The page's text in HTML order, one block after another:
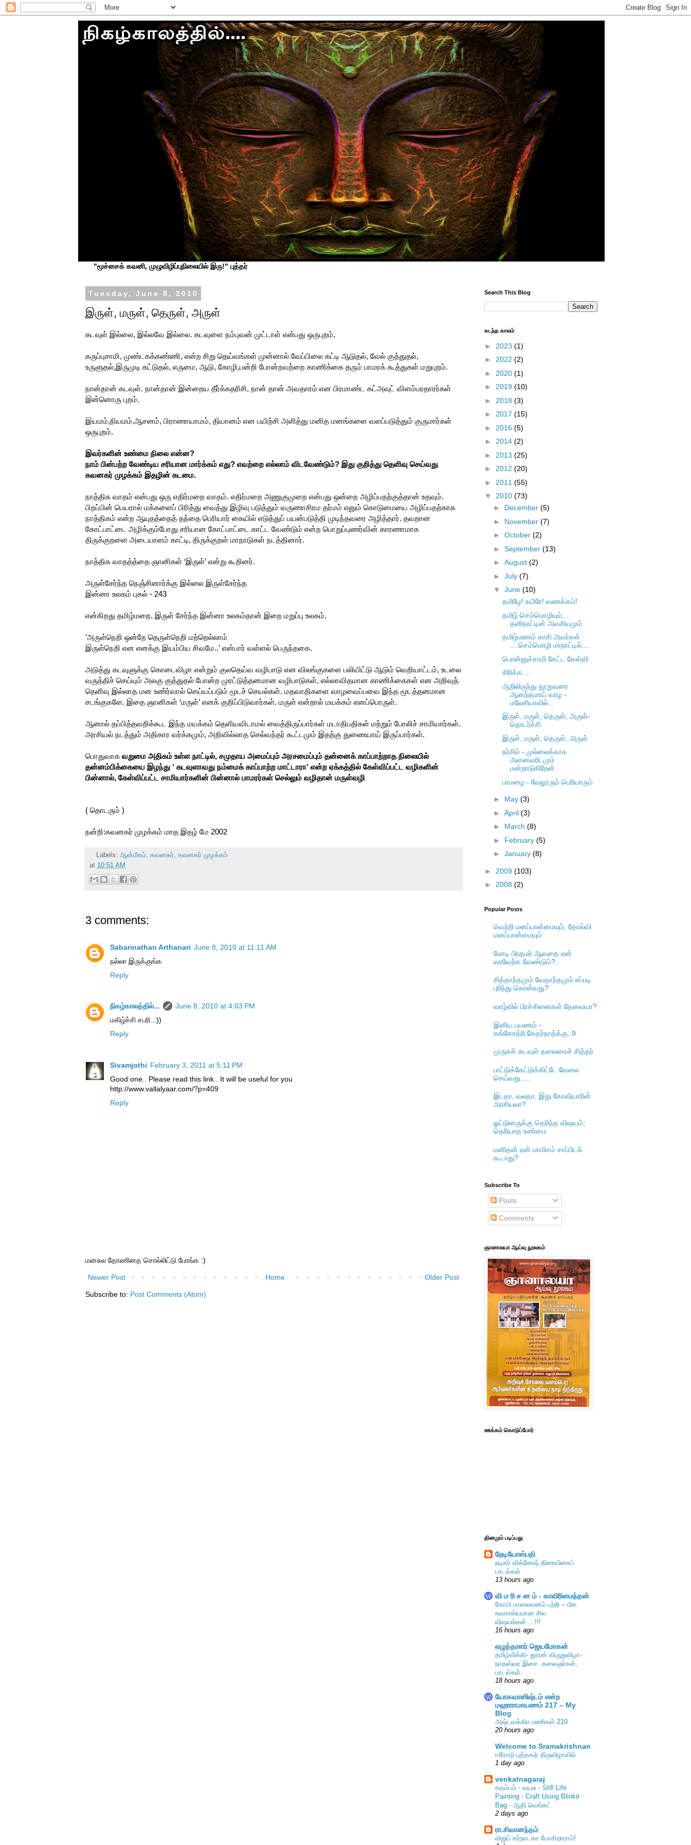
"மூச்சைக் கவனி, முழுவிழிப்புநிலையில் இரு!" புத்தர்
Tuesday, June 8, 2010
இருள், மருள், தெருள், அருள்
கடவுள் இல்லை, இல்லவே இல்லை. கடவுளை நம்புவன் முட்டாள் என்பது ஒருபுறம்,
கருப்புசாமி, முண்டகக்கண்ணி, என்ற சிறு தெய்வங்கள் முன்னால் வேப்பிலை கட்டி ஆடுதல், வேல் குத்துதல்,
உருளுதல்,இருமுடி கட்டுதல், எருமை, ஆடு, கோழி,பன்றி போன்றவற்றை காணிக்கை தரும் பாமரக் கூத்துகள் மறுபுறம்.
நான்தான் கடவுள். நான்தான் இன்றைய தீர்க்கதரிசி, நான் தான் அவதாரம் என பிரமாண்ட கட்அவுட் விளம்பரதாரர்கள்
இன்னொரு புறம்.
இயமம்,நியமம்,ஆசனம், பிராணாயாமம், தியானம் என பயிற்சி அளித்து மனித மனங்களை வளப்படுத்தும் குருமார்கள்
ஒருபுறம்.
இவர்களின் உண்மை நிலை என்ன?
நாம் பின்பற்ற வேண்டிய சரியான மார்க்கம் எது? எவற்றை எல்லாம் விடவேண்டும்? இது குறித்து தெளிவு செய்வது
கவனகர் முழக்கம் இதழின் கடமை.
நாத்திக வாதம் என்பது ஒரு எதிர்மறை வாதம். எதிர்மறை அணுகுமுறை என்பது ஒன்றை அழிப்பதற்குத்தான் உதவும்.
பிறப்பின் பெயரால் மக்களைப் பிரித்து வைத்து இழிவு படுத்தும் வருணாசிரம தர்மம் எனும் கொடுமையை அழிப்பதற்காக
நாத்திகம் என்ற ஆயுதத்தைத் தந்தை பெரியார் கையில் எடுத்துப் பயன்படுத்தி முடிந்தவரை அழித்தார். தவறான
கோட்பாட்டை அழிக்கும்போது சரியான கோட்பாட்டை காட்ட வேண்டும் என்ற பொறுப்புணர்வின் காரணாமாக
திருக்குறளை அடையாளம் காட்டி, திருக்குறள் மாநாடுகள் நடத்தினார்.
நாத்திக வாதத்த்தை ஞானிகள் ‘இருள்’ என்று கூறினர்.
அருள்சேர்ந்த நெஞ்சினார்க்கு இல்லை இருள்சேர்ந்த
இன்னா உலகம் புகல் - 243
என்கிறது தமிழ்மறை. இருள் சேர்ந்த இன்னா உலகம்தான் இறை மறுப்பு உலகம்.
’அருள்நெறி ஒன்றே தெருள்நெறி மற்றெல்லாம்
இருள்நெறி என எனக்கு இயம்பிய சிவமே..’ என்பார் வள்ளல் பெருந்தகை.
அடுத்து கடவுளுக்கு கொடைவிழா என்றும் குலதெய்வ வழிபாடு என விலங்குகளை பலியிட்டு ஆடும் வெறியாட்டம், உடலை
வருத்திச் செய்யும் அலகு குத்துதல் போன்ற முரட்டுத்தனமான வழிபாடுகள், எல்லாவிதமான காணிக்கைகள் என அறிவுத்
தெளிவு இல்லாத மன உண்ர்வால் செய்யப்படும் மூடச் செயல்கள். மதவாதிகளை வாழவைப்பவை இந்த மூடத்தனமான
சடங்குகளே. இதை ஞானிகள் ‘மருள்’ எனக் குறிப்பிடுவார்கள். மருள் என்றால் மயக்கம் எனப்பொருள்.
ஆனால் தப்பித்தவறிக்கூட இந்த மயக்கம் தெளியவிடாமல் வைத்திருப்பார்கள் மடாதிபதிகள் மற்றும் போலிச் சாமியார்கள்.
அரசியல் நடத்தும் அதிகார வர்க்கமும், அறிவில்லாத செல்வந்தர் கூட்டமும் இதற்கு துணையாய் இருப்பார்கள்.
பொதுவாக வறுமை அதிகம் உள்ள நாட்டில், சமுதாய அமைப்பும் அரசமைப்பும் தன்னைக் காப்பாற்றாத நிலையில்
தன்னம்பிக்கையை இழந்து ‘ கடவுளாவது நம்மைக் காப்பாற்ற மாட்டாரா’ என்ற ஏக்கத்தில் கேள்விப்பட்ட வழிகளின்
பின்னால், கேள்விப்பட்ட சாமியார்களின் பின்னால் பாமரர்கள் செல்லும் வழிதான் மருள்வழி
( தொடரும் )
நன்றி:கவனகர் முழக்கம் மாத இதழ் மே 2002
Labels: ஆன்மீகம், கவனகர், கவனகர் முழக்கம்
at 10:51 AM
3 comments:
Sabarinathan Arthanari June 8, 2010 at 11:11 AM
நல்லா இருக்குங்க
Reply
நிகழ்காலத்தில்...
June 8, 2010 at 4:03 PM
மகிழ்ச்சி சபரி..:))
Reply
Sivamjothi February 3, 2011 at 5:11 PM
Good one.. Please read this link.. It will be useful for you
http://www.vallalyaar.com/?p=409
Reply
மனசுல தோணினத சொல்லிட்டு போங்க :)
Newer Post Older Post
Home
Subscribe to: Post Comments (Atom)
Search This Blog
கடந்த காலம்
► 2023 (1)
► 2022 (2)
► 2020 (1)
► 2019 (10)
► 2018 (3)
► 2017 (15)
► 2016 (5)
► 2014 (2)
► 2013 (25)
► 2012 (20)
► 2011 (55)
▼ 2010 (73)
► December (5)
► November (7)
► October (2)
► September (13)
► August (2)
► July (7)
▼ June (10)
தமிழே! உயிரே! வணக்கம்!
தமிழ் செம்மொழியும்,..
தனிநாட்டின் அவசியமும்
தமிழ்மணம் காசி அவர்கள்
....செம்மொழி மாநாட்டில்....
பொன்னுச்சாமி கேட்ட கேள்வி
சிரிக்க....
ஆறிலிருந்து நூறுவரை
ஆனந்தமாய் வாழ -
மலேசியாவில்...
இருள், மருள், தெருள், அருள்-
தொடர்ச்சி
இருள், மருள், தெருள், அருள்
நர்சிம் - முல்லைக்காக
அனைவரிடமும்
மன்றாடுகிறேன்.
பாமழை - வேலூரும் பெரியாரும்
► May (3)
► April (3)
► March (8)
► February (5)
► January (8)
► 2009 (103)
► 2008 (2)
Popular Posts
வெற்றி மனப்பான்மையும், தோல்வி
மனப்பான்மையும்
மோடி பிரதமர் ஆவதை ஏன்
வரவேற்க வேண்டும்?.
சித்தாந்தமும் வேதாந்தமும் எப்படி
புரிந்து கொள்வது?
வாழ்வில் பிரச்சினைகள் தேவையா?
இனிய பயணம் -
கங்கோத்ரி,கேதர்நாத்க்கு..9
முருகக் கடவுள் தலைமைச் சித்தர்
பாட்டுக்கேட்டுக்கிட்டே வேலை
செய்வது.....
இடதா, வலதா, இது கோவியாரின்
அரசியலா?
ஓட்டுனருக்கு தெரிந்த விஷயம்;
தெரியாத உண்மை
மனிதன் ஏன் மாமிசம் சாப்பிடக்
கூடாது?
Subscribe To
Posts
Comments
ஞானாலயா ஆய்வு நூலகம்
ஊக்கம் கொடுப்போர்
தினமும் படிப்பது
றேடியோஸ்பதி
நடிகர் விக்னேஷ் திரையிசைப்
பாடல்கள்
13 hours ago
வி ம ரி ச ன ம் - காவிரிமைந்தன்
கோபி பாலைவனம் பற்றி – மிக
சுவாரஸ்யமான சில
விஷயங்கள்….!!!
16 hours ago
எழுத்தாளர் ஜெயமோகன்
தமிழ்விக்கி- தூரன் விருதுவிழா-
நாதஸ்வர இசை .கலைஞர்கள்,
பாடல்கள்.
18 hours ago
யோகவாஸிஷ்டம் என்ற
மஹாராமாயணம் 217 – My
Blog
அஷ்டவக்கிர மணிகள் 210
20 hours ago
Welcome to Sramakrishnan
ஈரோடு புத்தகத் திருவிழாவில்
1 day ago
venkatnagaraj
கதம்பம் - வயசு - Still Life
Painting - Craft Using Blinkit
Bag - ஆதி வெங்கட்
2 days ago
ரா.சிவானந்தம்
விஜய் கர்நாடகா போகிறாராம்!